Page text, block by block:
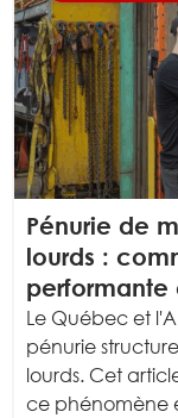
Pénurie de
lourds :
performante
Le Québec et
pénurie
lourds. Cet
ce phénomène